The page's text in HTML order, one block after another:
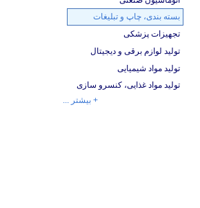
بسته بندی، چاپ و تبلیغات
تجهیزات پزشکی
تولید لوازم برقی و دیجیتال
تولید مواد شیمیایی
تولید مواد غذایی، کنسرو سازی
+ بیشتر ...